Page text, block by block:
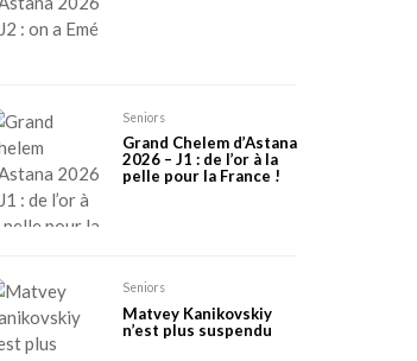
Seniors
Grand Chelem d’Astana
2026 – J1 : de l’or à la
pelle pour la France !
Seniors
Matvey Kanikovskiy
n’est plus suspendu